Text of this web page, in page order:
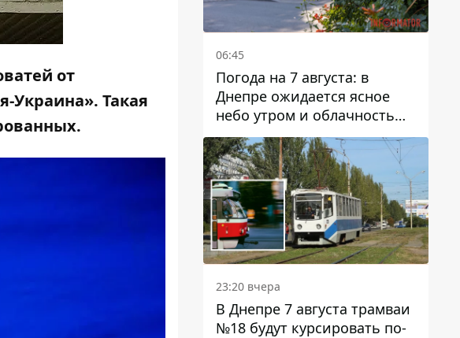
от
Украина». Такая
06:45
Погода на 7 августа: в
Днепре ожидается ясное
небо утром и облачность
после обеда
23:20 вчера
В Днепре 7 августа трамваи
№18 будут курсировать по-